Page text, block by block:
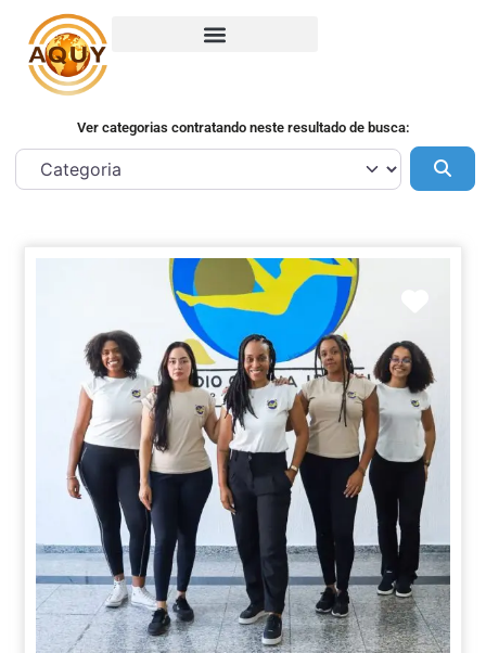
Ver categorias contratando neste resultado de busca: